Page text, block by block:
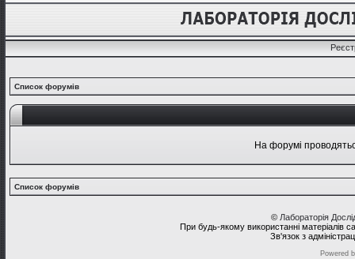
Список форумів
На форумі
Список форумів
© Лабораторія
При будь-якому використанні матеріалів
Зв'язок з
Powered